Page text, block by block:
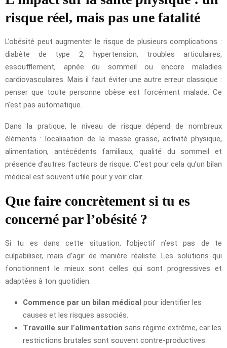
risque réel, mais pas une fatalité
L’obésité peut augmenter le risque de plusieurs complications :
diabète de type 2, hypertension, troubles articulaires,
essoufflement, apnée du sommeil ou encore maladies
cardiovasculaires. Mais il faut éviter une autre erreur classique :
penser que toute personne obèse est forcément malade. Ce
n’est pas automatique.
Dans la pratique, le niveau de risque dépend de nombreux
éléments : localisation de la masse grasse, activité physique,
alimentation, antécédents familiaux, qualité du sommeil et
présence d’autres facteurs de risque. C’est pour cela qu’un bilan
médical est souvent utile pour y voir clair.
Que faire concrètement si tu es
concerné par l’obésité ?
Si tu es dans cette situation, l’objectif n’est pas de te
culpabiliser, mais d’agir de manière réaliste. Les solutions qui
fonctionnent le mieux sont celles qui sont progressives et
adaptées à ton quotidien.
Commence par un bilan médical pour identifier les
causes et les risques associés.
Travaille sur l’alimentation sans régime extrême, car les
restrictions brutales sont souvent contre-productives.